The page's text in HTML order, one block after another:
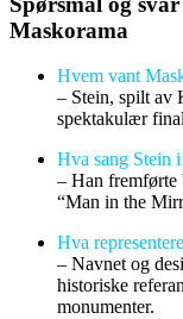
Maskorama
Hvem vant
– Stein, spilt av
spektakulær
Hva sang Stein
– Han fremførte
“Man in the
Hva
– Navnet og
historiske
monumenter.